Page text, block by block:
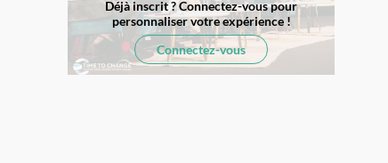
Déjà inscrit ? Connectez-vous pour
personnaliser votre expérience !​
Connectez-vous